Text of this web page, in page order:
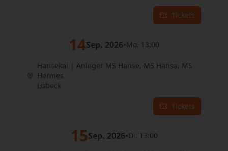
Tickets
14Sep. 2026•Mo. 13:00
Hansekai | Anleger MS Hanse, MS Hansa, MS
Hermes
Lübeck
Tickets
15Sep. 2026•Di. 13:00